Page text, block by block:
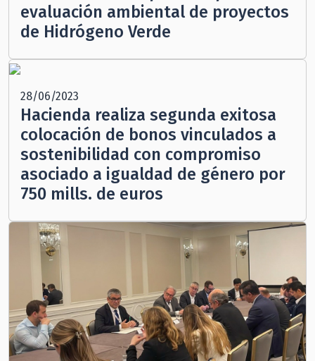
evaluación ambiental de proyectos
de Hidrógeno Verde
28/06/2023
Hacienda realiza segunda exitosa
colocación de bonos vinculados a
sostenibilidad con compromiso
asociado a igualdad de género por
750 mills. de euros